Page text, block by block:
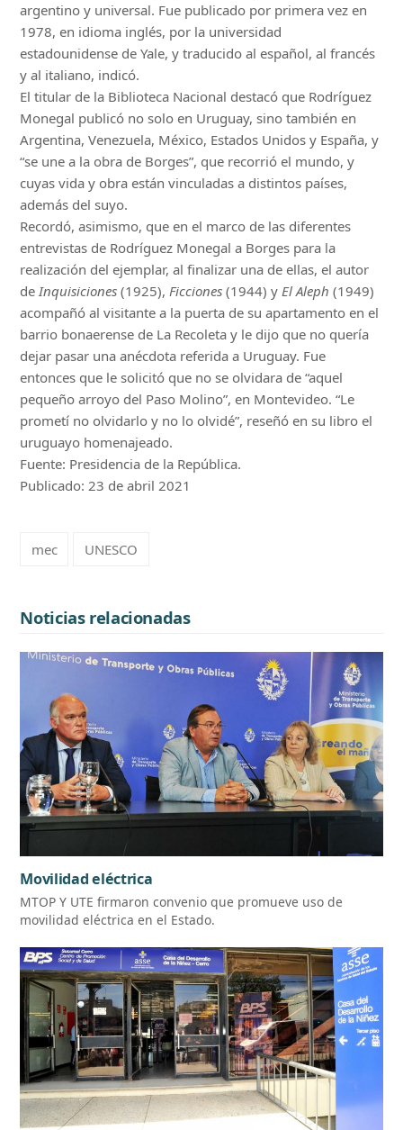
argentino y universal. Fue publicado por primera vez en
1978, en idioma inglés, por la universidad
estadounidense de Yale, y traducido al español, al francés
y al italiano, indicó.
El titular de la Biblioteca Nacional destacó que Rodríguez
Monegal publicó no solo en Uruguay, sino también en
Argentina, Venezuela, México, Estados Unidos y España, y
“se une a la obra de Borges”, que recorrió el mundo, y
cuyas vida y obra están vinculadas a distintos países,
además del suyo.
Recordó, asimismo, que en el marco de las diferentes
entrevistas de Rodríguez Monegal a Borges para la
realización del ejemplar, al finalizar una de ellas, el autor
deInquisiciones (1925),Ficciones (1944) yEl Aleph (1949)
acompañó al visitante a la puerta de su apartamento en el
barrio bonaerense de La Recoleta y le dijo que no quería
dejar pasar una anécdota referida a Uruguay. Fue
entonces que le solicitó que no se olvidara de “aquel
pequeño arroyo del Paso Molino”, en Montevideo. “Le
prometí no olvidarlo y no lo olvidé”, reseñó en su libro el
uruguayo homenajeado.
Fuente: Presidencia de la República.
Publicado: 23 de abril 2021
mec UNESCO
Noticias relacionadas
Movilidad eléctrica
MTOP Y UTE firmaron convenio que promueve uso de
movilidad eléctrica en el Estado.